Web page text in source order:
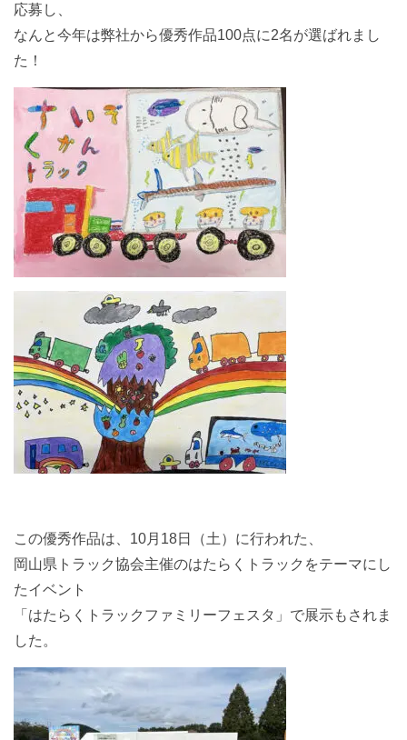
応募し、
なんと今年は弊社から優秀作品100点に2名が選ばれまし
た！
この優秀作品は、10月18日（土）に行われた、
岡山県トラック協会主催のはたらくトラックをテーマにし
たイベント
「はたらくトラックファミリーフェスタ」で展示もされま
した。